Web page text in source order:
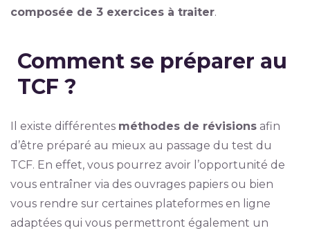
composée de 3 exercices à traiter.
Comment se préparer au
TCF ?
Il existe différentes méthodes de révisionsafin
d’être préparé au mieux au passage du test du
TCF. En effet, vous pourrez avoir l’opportunité de
vous entraîner via des ouvrages papiers ou bien
vous rendre sur certaines plateformes en ligne
adaptées qui vous permettront également un